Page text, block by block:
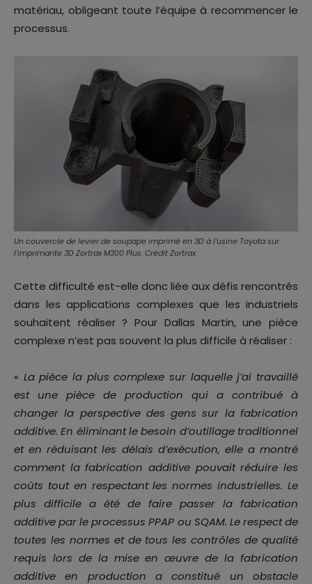
matériau, obligeant toute l’équipe à recommencer le
processus.
Un couvercle de levier de soupape imprimé en 3D à l’usine Toyota sur
l’imprimante 3D Zortrax M300 Plus. Crédit Zortrax.
Cette difficulté est-elle donc liée aux défis rencontrés
dans les applications complexes que les industriels
souhaitent réaliser ? Pour Dallas Martin, une pièce
complexe n’est pas souvent la plus difficile à réaliser :
« La pièce la plus complexe sur laquelle j’ai travaillé
est une pièce de production qui a contribué à
changer la perspective des gens sur la fabrication
additive. En éliminant le besoin d’outillage traditionnel
et en réduisant les délais d’exécution, elle a montré
comment la fabrication additive pouvait réduire les
coûts tout en respectant les normes industrielles. Le
plus difficile a été de faire passer la fabrication
additive par le processus PPAP ou SQAM. Le respect de
toutes les normes et de tous les contrôles de qualité
requis lors de la mise en œuvre de la fabrication
additive en production a constitué un obstacle